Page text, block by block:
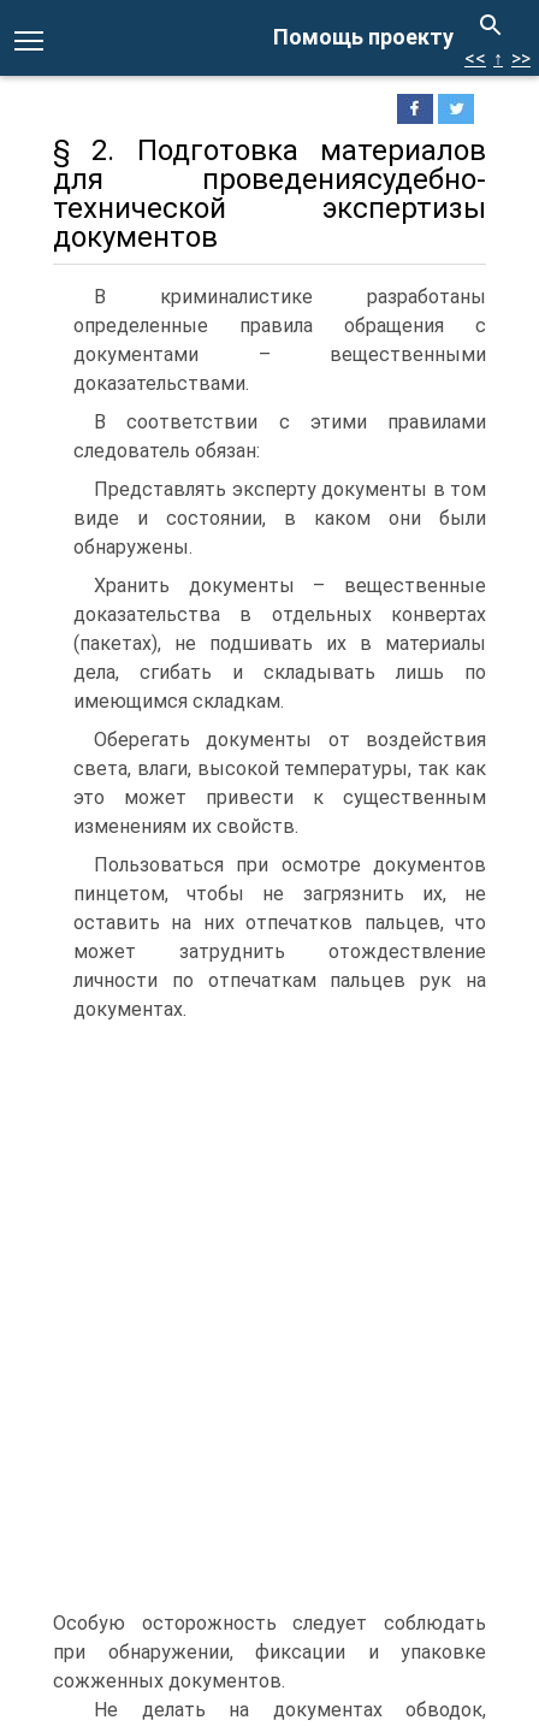
Помощь проекту
<< ↑ >>
§ 2. Подготовка материалов
для проведениясудебно-
технической экспертизы
документов
В криминалистике разработаны
определенные правила обращения с
документами – вещественными
доказательствами.
В соответствии с этими правилами
следователь обязан:
Представлять эксперту документы в том
виде и состоянии, в каком они были
обнаружены.
Хранить документы – вещественные
доказательства в отдельных конвертах
(пакетах), не подшивать их в материалы
дела, сгибать и складывать лишь по
имеющимся складкам.
Оберегать документы от воздействия
света, влаги, высокой температуры, так как
это может привести к существенным
изменениям их свойств.
Пользоваться при осмотре документов
пинцетом, чтобы не загрязнить их, не
оставить на них отпечатков пальцев, что
может затруднить отождествление
личности по отпечаткам пальцев рук на
документах.
Особую осторожность следует соблюдать
при обнаружении, фиксации и упаковке
сожженных документов.
Не делать на документах обводок,